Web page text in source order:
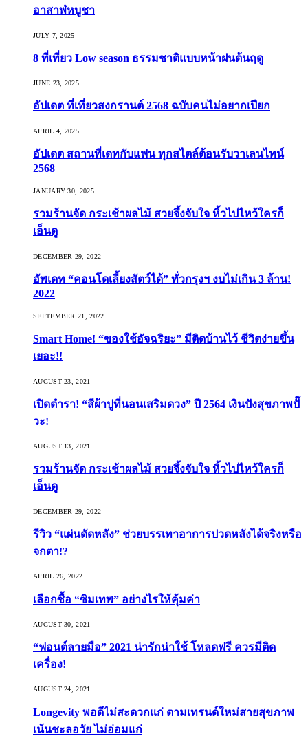
อาสาฬหบูชา
JULY 7, 2025
8 ที่เที่ยว Low season ธรรมชาติแบบหน้าฝนต้นฤดู️
JUNE 23, 2025
อัปเดต ที่เที่ยวสงกรานต์ 2568 ฉบับคนไม่อยากเปียก
APRIL 4, 2025
อัปเดต สถานที่เดทกับแฟน ทุกสไตล์ต้อนรับวาเลนไทน์
2568
JANUARY 30, 2025
รวมร้านจัด กระเช้าผลไม้ สวยจึ้งจับใจ หิ้วไปไหว้ใครก็
เอ็นดู
DECEMBER 29, 2022
อัพเดท “คอนโดเลี้ยงสัตว์ได้” ทั่วกรุงฯ งบไม่เกิน 3 ล้าน!
2022
SEPTEMBER 21, 2022
Smart Home! “ของใช้อัจฉริยะ” มีติดบ้านไว้ ชีวิตง่ายขึ้น
เยอะ!!
AUGUST 23, 2021
เปิดตำรา! “สีผ้าปูที่นอนเสริมดวง” ปี 2564 เงินปังสุขภาพปั๊
วะ!
AUGUST 13, 2021
รวมร้านจัด กระเช้าผลไม้ สวยจึ้งจับใจ หิ้วไปไหว้ใครก็
เอ็นดู
DECEMBER 29, 2022
รีวิว “แผ่นดัดหลัง” ช่วยบรรเทาอาการปวดหลังได้จริงหรือ
จกตา!?
APRIL 26, 2022
เลือกซื้อ “ซิมเทพ” อย่างไรให้คุ้มค่า
AUGUST 30, 2021
“ฟอนต์ลายมือ” 2021 น่ารักน่าใช้ โหลดฟรี ควรมีติด
เครื่อง!
AUGUST 24, 2021
Longevity พอดีไม่สะดวกแก่ ตามเทรนด์ใหม่สายสุขภาพ
เน้นชะลอวัย ไม่อ่อมแก่